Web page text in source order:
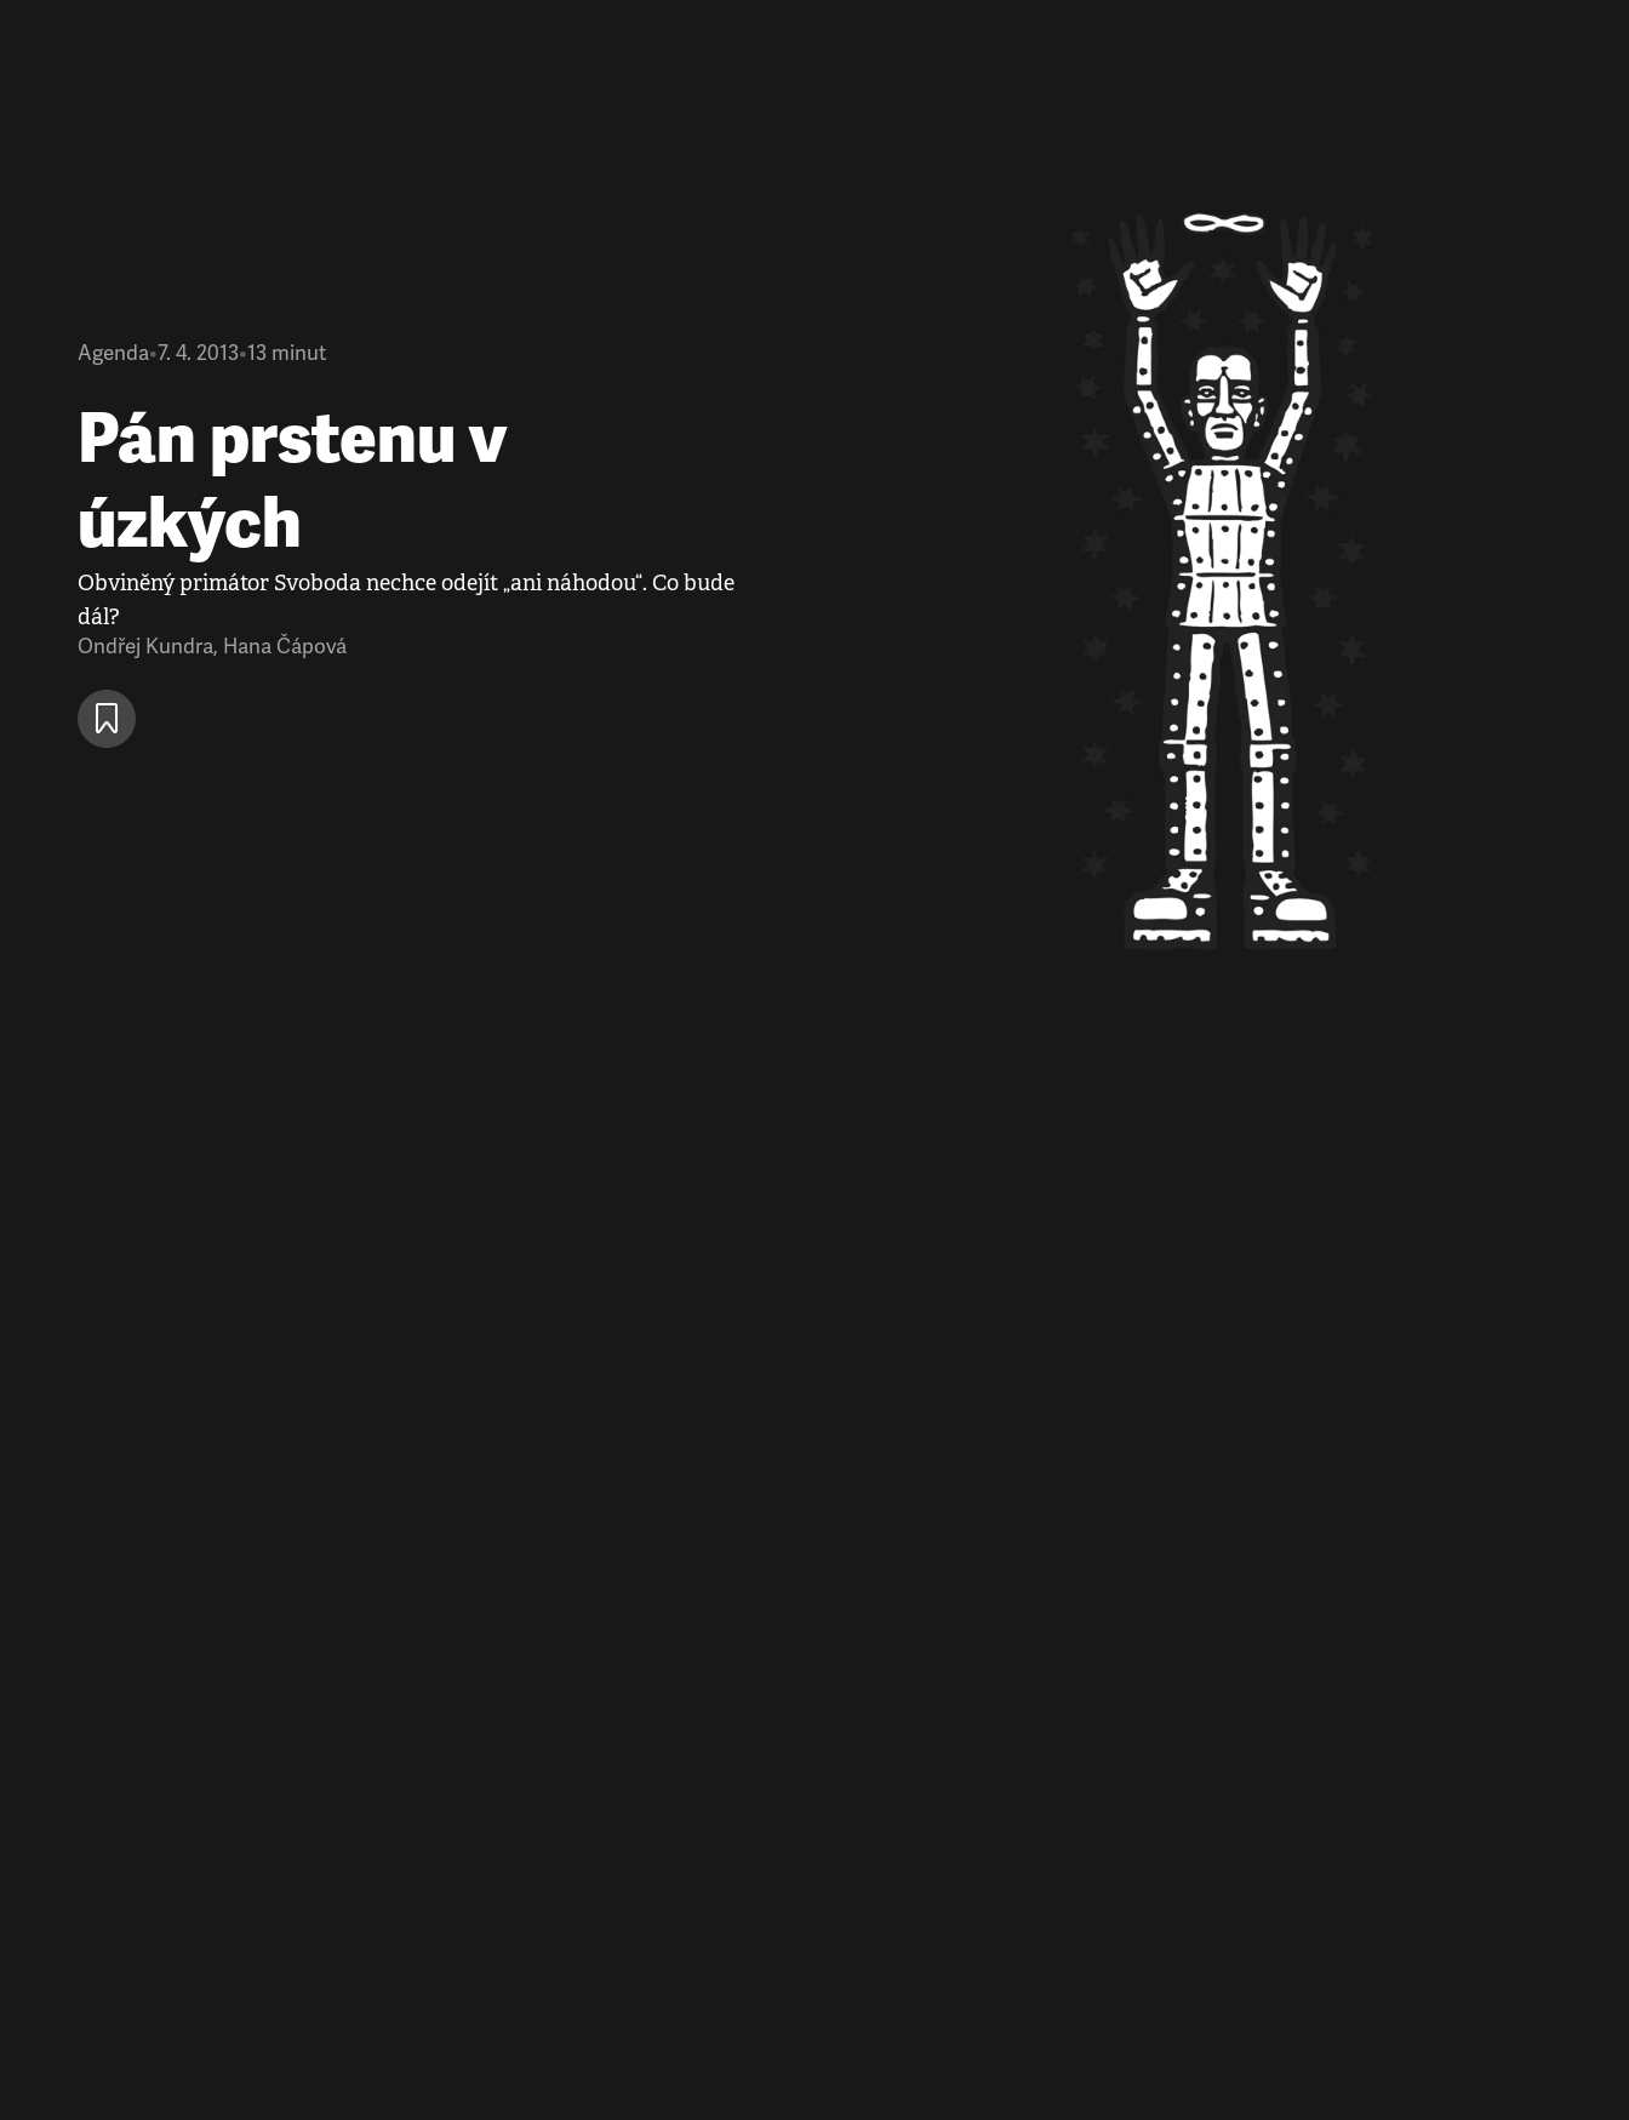
Agenda•7. 4. 2013•13 minut
Pán prstenu v
úzkých
Obviněný primátor Svoboda nechce odejít „ani náhodou“. Co bude
dál?
Ondřej Kundra, Hana Čápová